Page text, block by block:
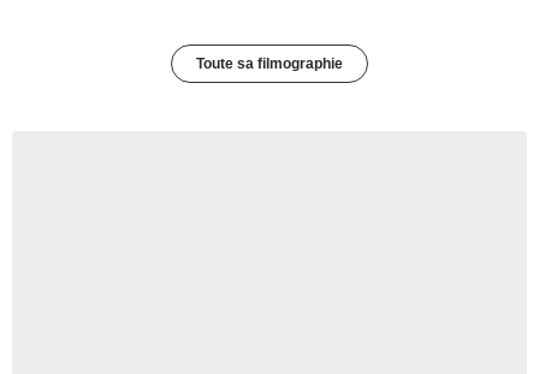
Toute sa filmographie